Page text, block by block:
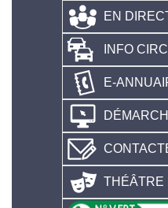
EN
INFO
E-
THÉÂTRE